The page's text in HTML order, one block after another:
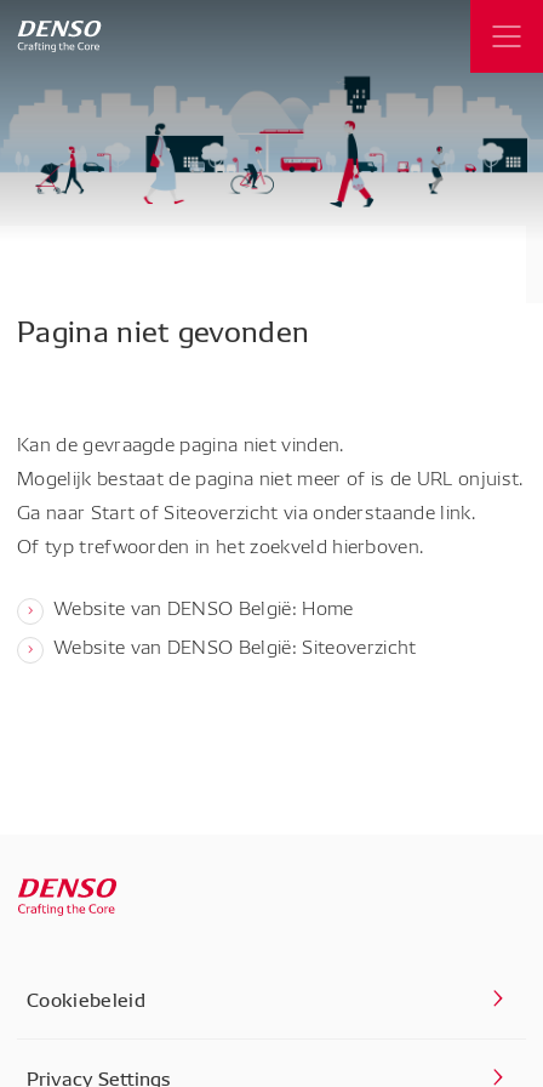
Pagina niet gevonden
Kan de gevraagde pagina niet vinden.
Mogelijk bestaat de pagina niet meer of is de URL onjuist.
Ga naar Start of Siteoverzicht via onderstaande link.
Of typ trefwoorden in het zoekveld hierboven.
Website van DENSO België: Home
Website van DENSO België: Siteoverzicht
Cookiebeleid
Privacy Settings